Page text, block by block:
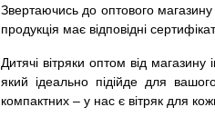
Звертаючись до оптового
продукція має відповідні
Дитячі вітряки оптом від
який ідеально підійде для
компактних – у нас є вітряк для